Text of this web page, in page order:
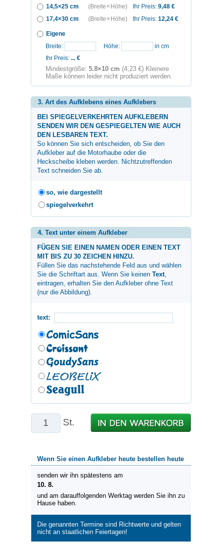
14,5×25 cm
(Breite × Höhe) Ihr Preis: 9,48 €
17,4×30 cm
(Breite × Höhe) Ihr Preis: 12,24 €
Eigene
Breite:
Höhe:
in cm
Ihr Preis: ... €
Mindestgröße: 5.8×10 cm (4,23 €) Kleinere
Maße können leider nicht produziert werden.
3. Art des Aufklebens eines Aufklebers
BEI SPIEGELVERKEHRTEN AUFKLEBERN
SENDEN WIR DEN GESPIEGELTEN WIE AUCH
DEN LESBAREN TEXT.
So können Sie sich entscheiden, ob Sie den
Aufkleber auf die Motorhaube oder die
Heckscheibe kleben werden. Nichtzutreffenden
Text schneiden Sie ab.
so, wie dargestellt
spiegelverkehrt
4. Text unter einem Aufkleber
FÜGEN SIE EINEN NAMEN ODER EINEN TEXT
MIT BIS ZU 30 ZEICHEN HINZU.
Füllen Sie das nachstehende Feld aus und wählen
Sie die Schriftart aus. Wenn Sie keinen Text,
eintragen, erhalten Sie den Aufkleber ohne Text
(nur die Abbildung).
text:
St.
Wenn Sie einen Aufkleber heute bestellen heute
senden wir ihn spätestens am
10. 8.
und am darauffolgenden Werktag werden Sie ihn zu
Hause haben.
Die genannten Termine sind Richtwerte und gelten
nicht an staatlichen Feiertagen!